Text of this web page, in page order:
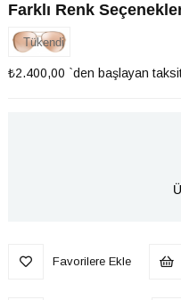
Farklı Renk
Tükendi
₺2.400,00 `den başlayan
Favorilere Ekle